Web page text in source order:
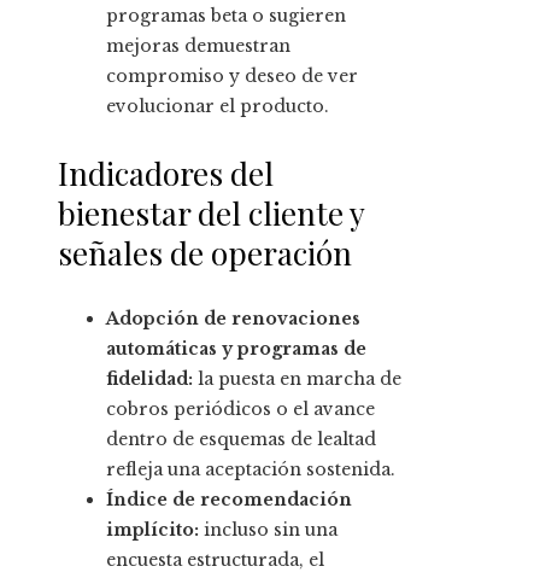
programas beta o sugieren
mejoras demuestran
compromiso y deseo de ver
evolucionar el producto.
Indicadores del
bienestar del cliente y
señales de operación
Adopción de renovaciones
automáticas y programas de
fidelidad: la puesta en marcha de
cobros periódicos o el avance
dentro de esquemas de lealtad
refleja una aceptación sostenida.
Índice de recomendación
implícito: incluso sin una
encuesta estructurada, el